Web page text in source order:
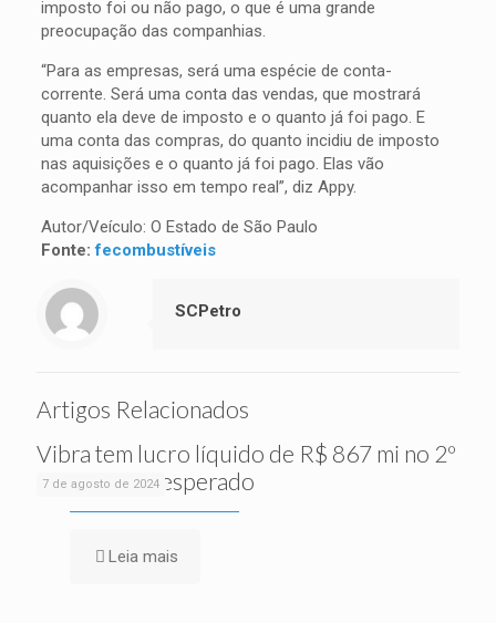
imposto foi ou não pago, o que é uma grande
preocupação das companhias.
“Para as empresas, será uma espécie de conta-
corrente. Será uma conta das vendas, que mostrará
quanto ela deve de imposto e o quanto já foi pago. E
uma conta das compras, do quanto incidiu de imposto
nas aquisições e o quanto já foi pago. Elas vão
acompanhar isso em tempo real”, diz Appy.
Autor/Veículo: O Estado de São Paulo
Fonte:fecombustíveis
SCPetro
Artigos Relacionados
7 de agosto de 2024
Vibra tem lucro líquido de R$ 867 mi no 2º
tri, acima do esperado
Leia mais